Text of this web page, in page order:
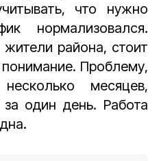
что нужно
нормализовался.
района, стоит
Проблему,
месяцев,
один день. Работа